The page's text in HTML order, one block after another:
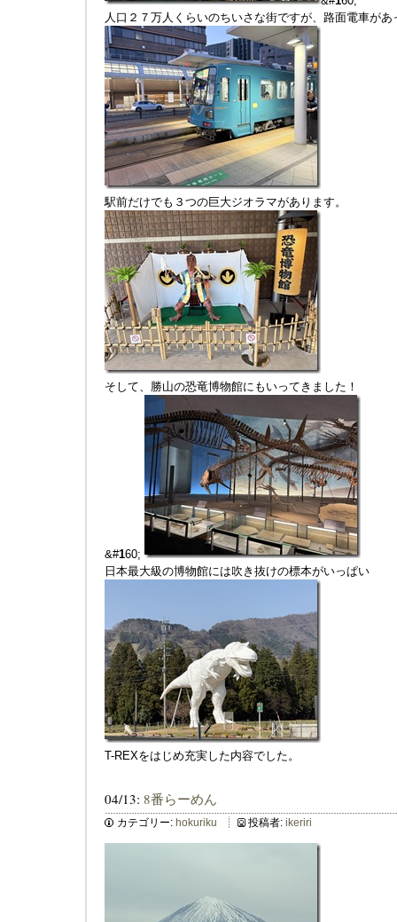
人口２７万人くらいのちいさな街ですが、路面電車があ
駅前だけでも３つの巨大ジオラマがあります。
そして、勝山の恐竜博物館にもいってきました！
&#160;
日本最大級の博物館には吹き抜けの標本がいっぱい
T-REXをはじめ充実した内容でした。
04/13: 8番らーめん
カテゴリー: hokuriku 投稿者: ikeriri